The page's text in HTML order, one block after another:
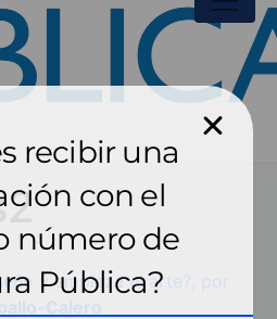
y empieza el arte?, por
Calero
recibir una
con el
número de
Pública?